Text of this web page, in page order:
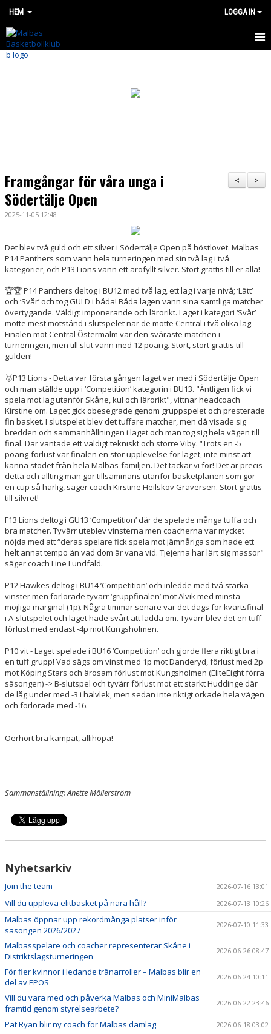
HEM LOGGA IN
HEM
MALBAS MADNESS CUP
SOMMARLÄGER 2026
LAG OCH VERKSAMHET
ENGAGERA DIG
KONTAKT
>
<
Framgångar för våra unga i
Södertälje Open
2025-11-05 12:48
Det blev två guld och ett silver i Södertälje Open på höstlovet. Malbas
P14 Panthers som vann hela turneringen med sin två lag i två
kategorier, och P13 Lions vann ett ärofyllt silver. Stort grattis till er alla!
🏆🏆 P14 Panthers deltog i BU12 med två lag, ett lag i varje nivå; ‘Lätt’
och ‘Svår’ och tog GULD i båda! Båda lagen vann sina samtliga matcher
övertygande. Väldigt imponerande och lärorikt. Laget i kategori ‘Svår’
mötte mest motstånd i slutspelet när de mötte Central i två olika lag.
Finalen mot Central Östermalm var den svåraste matchen i
turneringen, men till slut vann med 12 poäng. Stort, stort grattis till
gulden!
🥈P13 Lions - Detta var första gången laget var med i Södertälje Open
och man ställde upp i ‘Competition’ kategorin i BU13. "Äntligen fick vi
spela mot lag utanför Skåne, kul och lärorikt", vittnar headcoach
Kirstine om. Laget gick obesegrade genom gruppspelet och presterade
fin basket. I slutspelet blev det tuffare matcher, men då visade sig
bredden och sammanhållningen i laget och man tog sig hela vägen till
final. Där väntade ett väldigt tekniskt och större Viby. “Trots en -5
poäng-förlust var finalen en stor upplevelse för laget, inte minst att
känna stödet från hela Malbas-familjen. Det tackar vi för! Det är precis
detta och allting man gör tillsammans utanför basketplanen som gör
en cup så härlig, säger coach Kirstine Heilskov Graversen. Stort grattis
till silvret!
F13 Lions deltog i GU13 ‘Competition’ där de spelade många tuffa och
bra matcher. Tyvärr uteblev vinsterna men coacherna var mycket
nöjda med att “deras spelare fick spela mot jämnåriga som hade ett
helt annat tempo än vad dom är vana vid. Tjejerna har lärt sig massor"
säger coach Line Lundfald.
P12 Hawkes deltog i BU14 ’Competition’ och inledde med två starka
vinster men förlorade tyvärr ‘gruppfinalen’ mot Alvik med minsta
möjliga marginal (1p). Några timmar senare var det dags för kvartsfinal
i A-slutspelet och laget hade svårt att ladda om. Tyvärr blev det en tuff
förlust med endast -4p mot Kungsholmen.
P10 vit - Laget spelade i BU16 ‘Competition’ och gjorde flera riktigt bra i
en tuff grupp! Vad sägs om vinst med 1p mot Danderyd, förlust med 2p
mot Köping Stars och ärosam förlust mot Kungsholmen (EliteEight förra
säsongen) -> B-slutspel och tyvärr förlust mot ett starkt Huddinge där
de låg under med -3 i halvlek, men sedan inte riktigt orkade hela vägen
och förlorade med -16.
Oerhört bra kämpat, allihopa!
Sammanställning: Anette Möllerström
Nyhetsarkiv
Join the team 2026-07-16 13:01
Vill du uppleva elitbasket på nära håll? 2026-07-13 10:26
Malbas öppnar upp rekordmånga platser inför
säsongen 2026/2027
2026-07-10 11:33
Malbasspelare och coacher representerar Skåne i
Distriktslagsturneringen
2026-06-26 08:47
För fler kvinnor i ledande tränarroller – Malbas blir en
del av EPOS
2026-06-24 10:11
Vill du vara med och påverka Malbas och MiniMalbas
framtid genom styrelsearbete?
2026-06-22 23:46
Pat Ryan blir ny coach för Malbas damlag 2026-06-18 03:02